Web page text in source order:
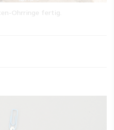
Ohrringe fertig.